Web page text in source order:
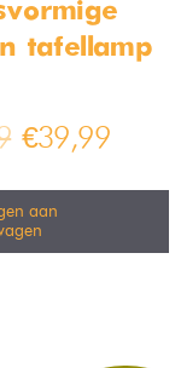
de woonkamer
die wij
Je staat er
je zoektocht
contact
over welke
we eruit!
bij
juiste lampen?
collectie van